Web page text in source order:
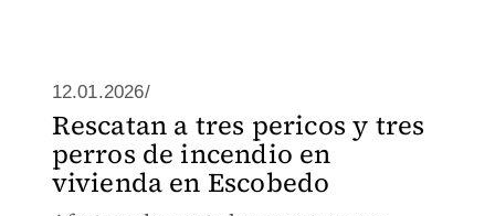
12.01.2026/
Rescatan a tres pericos y tres
perros de incendio en
vivienda en Escobedo